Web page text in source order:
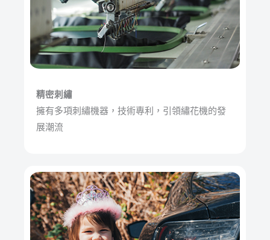
精密刺繡
擁有多項刺繡機器，技術專利，引領繡花機的發
展潮流